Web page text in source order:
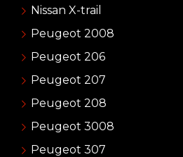
Nissan X-trail
Peugeot 2008
Peugeot 206
Peugeot 207
Peugeot 208
Peugeot 3008
Peugeot 307